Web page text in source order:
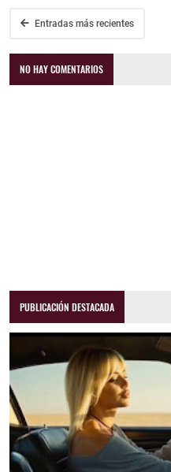
Entradas más recientes
NO HAY COMENTARIOS
PUBLICACIÓN DESTACADA